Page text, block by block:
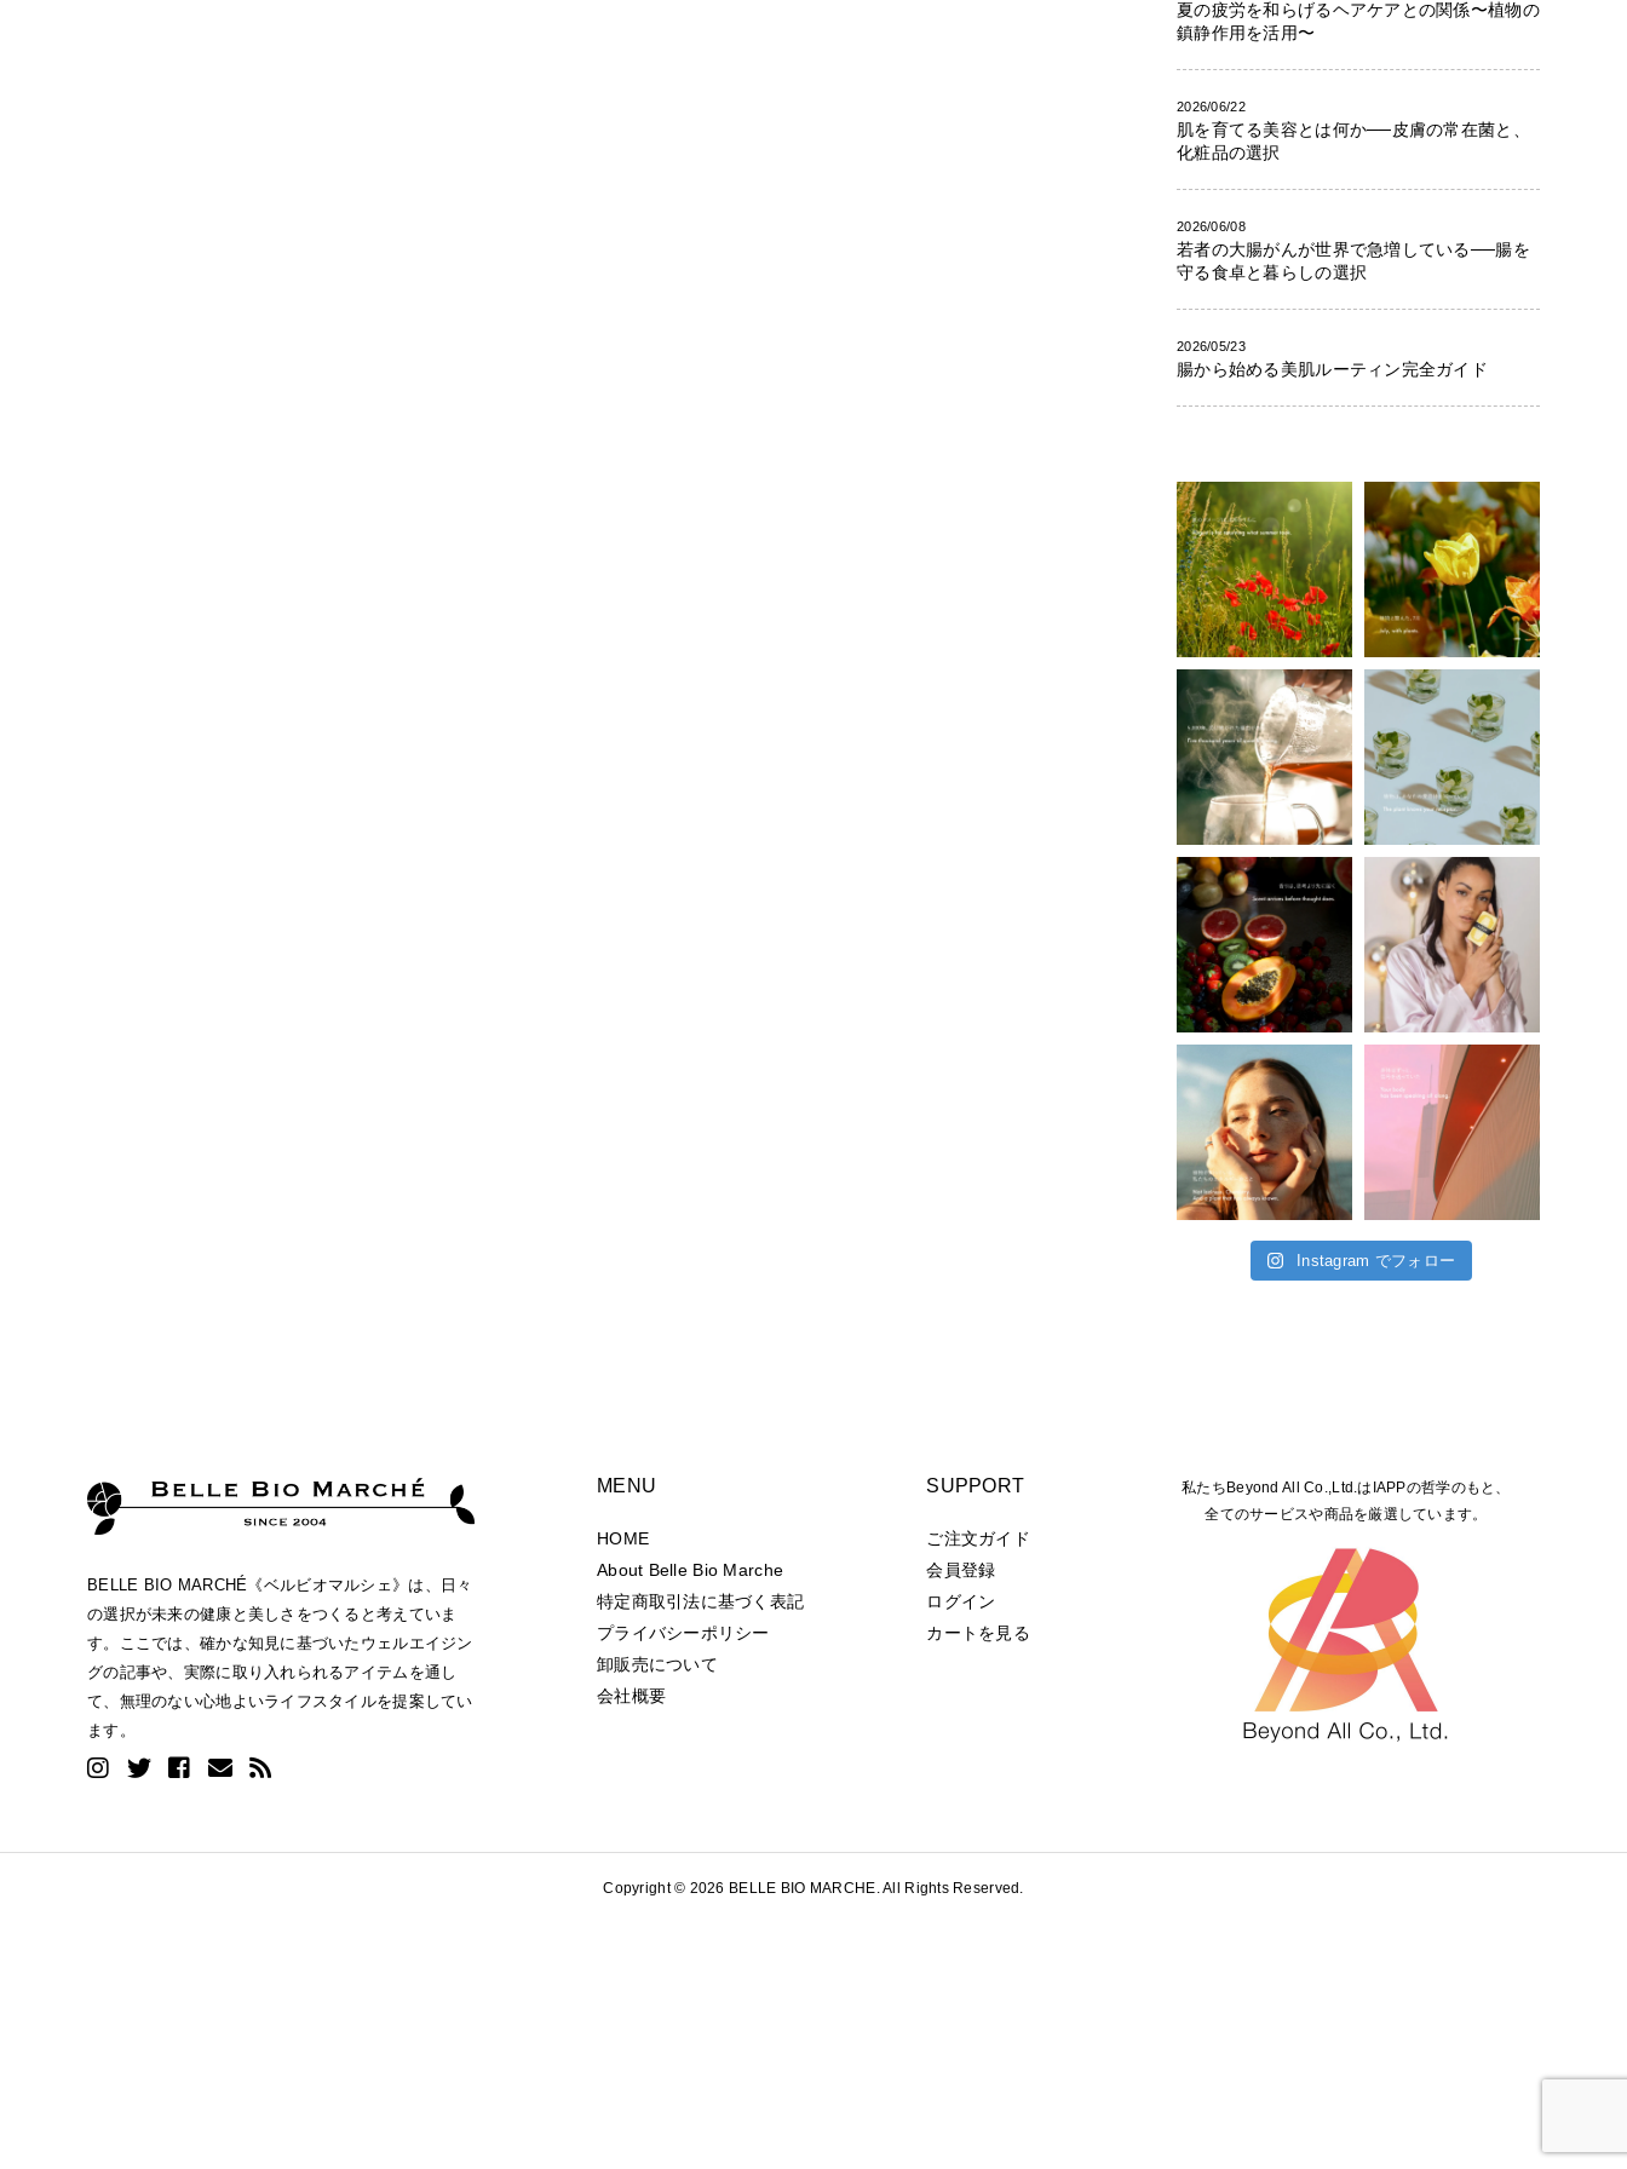
夏の疲労を和らげるヘアケアとの関係〜植物の
鎮静作用を活用〜
2026/06/22
肌を育てる美容とは何か──皮膚の常在菌と、
化粧品の選択
2026/06/08
若者の大腸がんが世界で急増している──腸を
守る食卓と暮らしの選択
2026/05/23
腸から始める美肌ルーティン完全ガイド
Instagram でフォロー
BELLE BIO MARCHÉ《ベルビオマルシェ》は、日々
の選択が未来の健康と美しさをつくると考えていま
す。ここでは、確かな知見に基づいたウェルエイジン
グの記事や、実際に取り入れられるアイテムを通し
て、無理のない心地よいライフスタイルを提案してい
ます。
MENU
HOME
About Belle Bio Marche
特定商取引法に基づく表記
プライバシーポリシー
卸販売について
会社概要
SUPPORT
ご注文ガイド
会員登録
ログイン
カートを見る
私たちBeyond All Co.,Ltd.はIAPPの哲学のもと、
全てのサービスや商品を厳選しています。
Copyright © 2026 BELLE BIO MARCHE. All Rights Reserved.